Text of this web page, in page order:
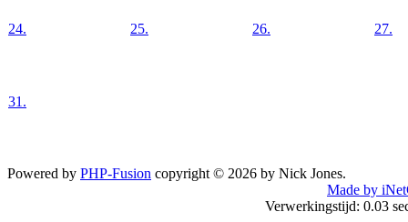
24. 25. 26. 27.
31.
Powered by PHP-Fusion copyright © 2026 by Nick Jones.
Made by
Verwerkingstijd: 0.03